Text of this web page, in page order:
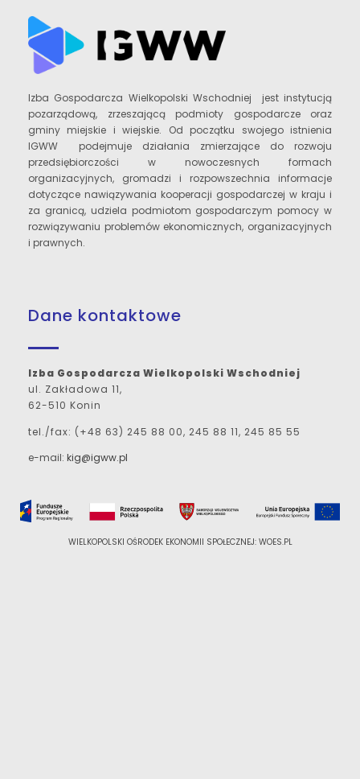
Izba Gospodarcza Wielkopolski Wschodniej jest instytucją
pozarządową, zrzeszającą podmioty gospodarcze oraz
gminy miejskie i wiejskie. Od początku swojego istnienia
IGWW podejmuje działania zmierzające do rozwoju
przedsiębiorczości w nowoczesnych formach
organizacyjnych, gromadzi i rozpowszechnia informacje
dotyczące nawiązywania kooperacji gospodarczej w kraju i
za granicą, udziela podmiotom gospodarczym pomocy w
rozwiązywaniu problemów ekonomicznych, organizacyjnych
i prawnych.
Dane kontaktowe
Izba Gospodarcza Wielkopolski Wschodniej
ul. Zakładowa 11,
62-510 Konin
tel./fax: (+48 63) 245 88 00, 245 88 11, 245 85 55
e-mail: kig@igww.pl
WIELKOPOLSKI OŚRODEK EKONOMII SPOŁECZNEJ: WOES.PL